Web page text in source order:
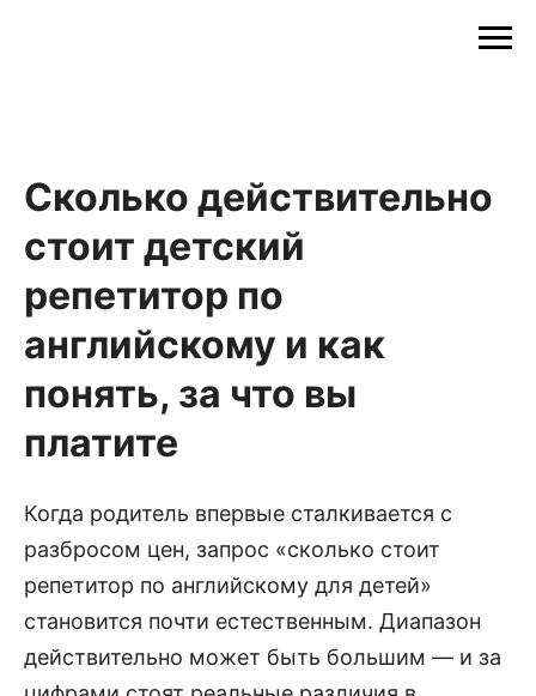
Сколько действительно
стоит детский
репетитор по
английскому и как
понять, за что вы
платите
Когда родитель впервые сталкивается с
разбросом цен, запрос «сколько стоит
репетитор по английскому для детей»
становится почти естественным. Диапазон
действительно может быть большим — и за